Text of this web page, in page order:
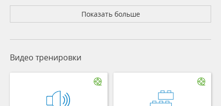
Показать больше
Видео тренировки